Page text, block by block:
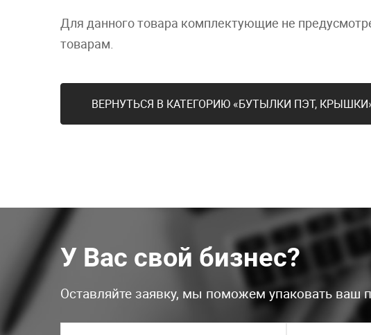
Для данного товара комплектующие не
товарам.
ВЕРНУТЬСЯ В КАТЕГОРИЮ «БУТЫЛКИ ПЭТ,
У Вас свой бизнес?
Оставляйте заявку, мы поможем упаковать ваш